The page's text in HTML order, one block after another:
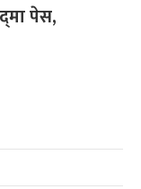
पेस,